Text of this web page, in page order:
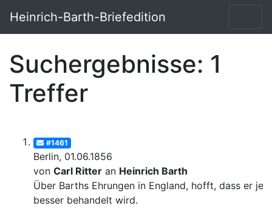
Heinrich-Barth-Briefedition
Suchergebnisse: 1
Treffer
#1461
Berlin, 01.06.1856
von Carl Ritter an Heinrich Barth
Über Barths Ehrungen in England, hofft, dass er
besser behandelt wird.